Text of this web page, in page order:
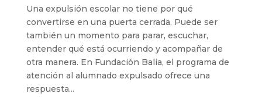
Una expulsión escolar no tiene por qué
convertirse en una puerta cerrada. Puede ser
también un momento para parar, escuchar,
entender qué está ocurriendo y acompañar de
otra manera. En Fundación Balia, el programa de
atención al alumnado expulsado ofrece una
respuesta...